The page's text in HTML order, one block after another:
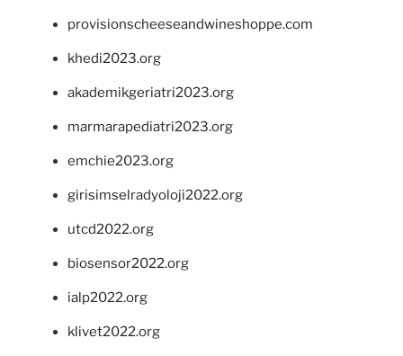
provisionscheeseandwineshoppe.com
khedi2023.org
akademikgeriatri2023.org
marmarapediatri2023.org
emchie2023.org
girisimselradyoloji2022.org
utcd2022.org
biosensor2022.org
ialp2022.org
klivet2022.org